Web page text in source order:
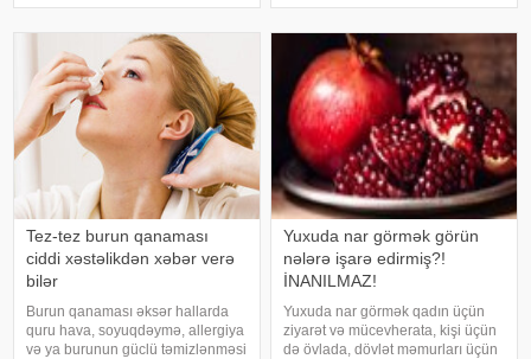
Buna səbəb təkcə yüksək
temperatur deyil. Açıq havad
Epidemiologiya və Mikrobiologiya
Mərkəzini
Tez-tez burun qanaması
ciddi xəstəlikdən xəbər verə
bilər
Burun qanaması əksər hallarda
quru hava, soyuqdəymə, allergiya
və ya burunun güclü təmizlənməsi
Yuxuda nar görmək görün
nələrə işarə edirmiş?!
İNANILMAZ!
Yuxuda nar görmək qadın üçün
ziyarət və mücevherata, kişi üçün
də övlada, dövlət məmurları üçün